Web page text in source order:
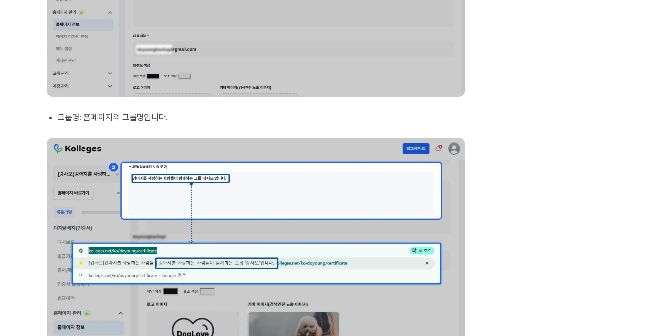
그룹명: 홈페이지의 그룹명입니다.